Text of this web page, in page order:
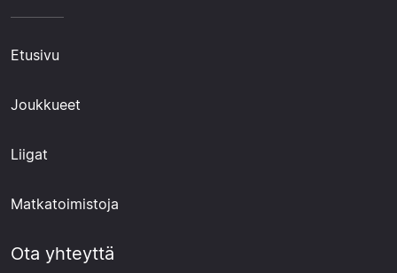
Etusivu
Joukkueet
Liigat
Matkatoimistoja
Ota yhteyttä